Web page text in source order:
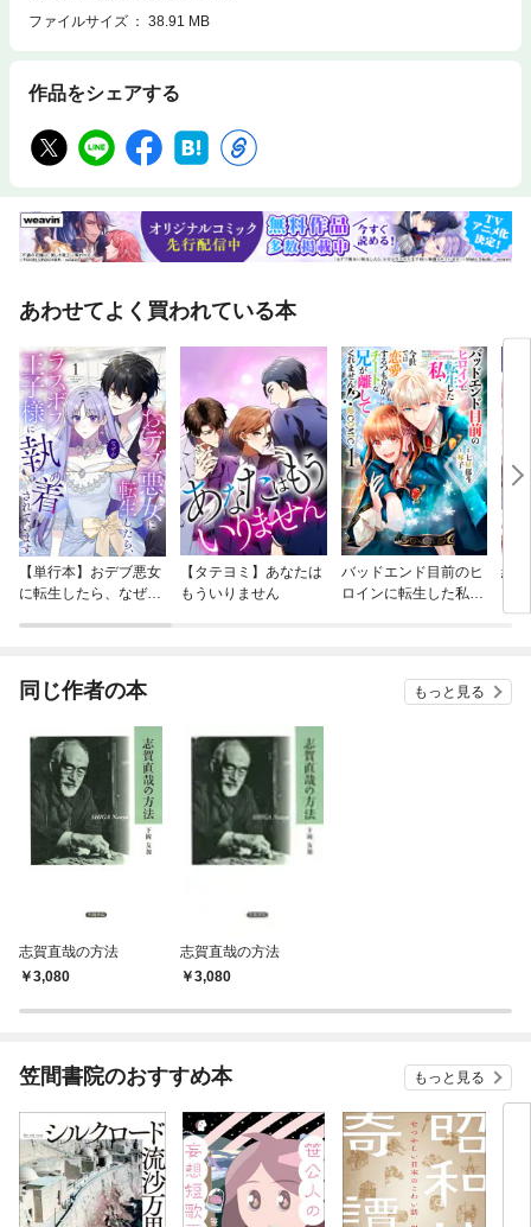
ファイルサイズ
38.91 MB
作品をシェアする
あわせてよく買われている本
【単行本】おデブ悪女
に転生したら、なぜか
【タテヨミ】あなたは
もういりません
バッドエンド目前のヒ
ロインに転生した私、
結
同じ作者の本 もっと見る
志賀直哉の方法
3,080
志賀直哉の方法
3,080
笠間書院のおすすめ本 もっと見る